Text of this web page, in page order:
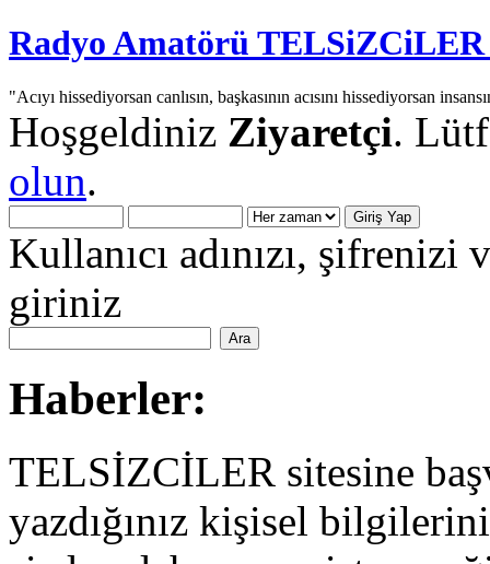
Radyo Amatörü
"Acıyı hissediyorsan canlısın, başkasının acısını hissediyorsan
Hoşgeldiniz Ziyaretçi.
olun.
Kullanıcı adınızı,
giriniz
Haberler:
TELSİZCİLER sitesine
yazdığınız kişisel